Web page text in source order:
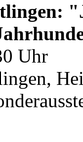
Uhr